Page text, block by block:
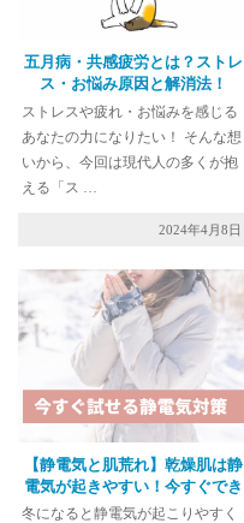
五月病・共感疲労とは？ストレ
ス・お悩み原因と解消法！
ストレスや疲れ・お悩みを感じる
あなたの力になりたい！ そんな想
いから、今回は現代人の多くが抱
える「ス …
2024年4月8日
【静電気と肌荒れ】乾燥肌は静
電気が起きやすい！今すぐでき
る対策を紹介
冬になると静電気が起こりやすく